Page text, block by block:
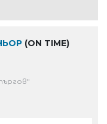
(ON TIME)